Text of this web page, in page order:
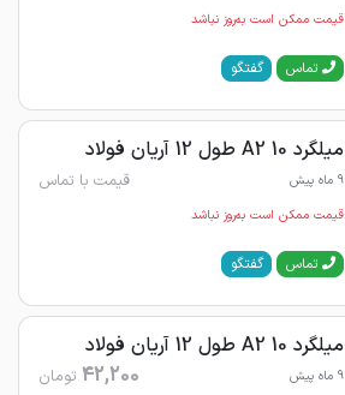
قیمت ممکن است به‌روز نباشد
تماس گفتگو
میلگرد 10 A2 طول 12 آریان فولاد
9 ماه پیش قیمت با تماس
قیمت ممکن است به‌روز نباشد
تماس گفتگو
میلگرد 10 A2 طول 12 آریان فولاد
9 ماه پیش 42,200 تومان